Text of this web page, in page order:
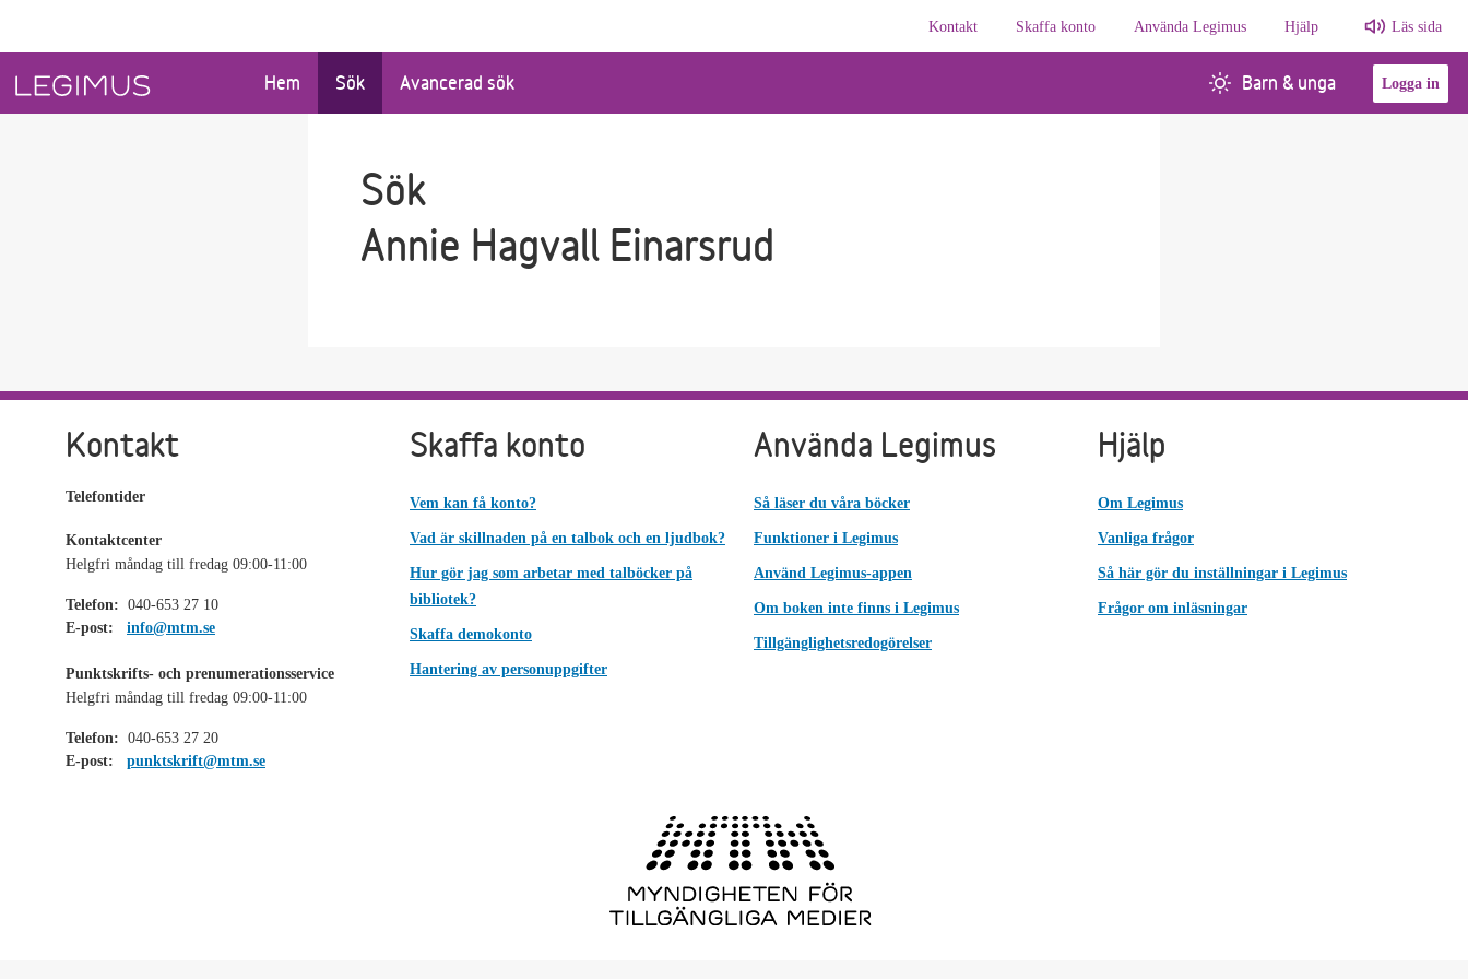
Kontakt
Skaffa konto Använda Legimus Hjälp Läs sida
Hem Sök Avancerad sök Barn & unga Logga in
Sök
Annie Hagvall Einarsrud
Kontakt
Telefontider
Kontaktcenter
Helgfri måndag till fredag 09:00-11:00
Telefon: 040-653 27 10
E-post:
info@mtm.se
Punktskrifts- och prenumerationsservice
Helgfri måndag till fredag 09:00-11:00
Telefon: 040-653 27 20
E-post:
punktskrift@mtm.se
Skaffa konto
Vem kan få konto?
Vad är skillnaden på en talbok och en ljudbok?
Hur gör jag som arbetar med talböcker på
bibliotek?
Skaffa demokonto
Hantering av personuppgifter
Använda Legimus
Så läser du våra böcker
Funktioner i Legimus
Använd Legimus-appen
Om boken inte finns i Legimus
Tillgänglighetsredogörelser
Hjälp
Om Legimus
Vanliga frågor
Så här gör du inställningar i Legimus
Frågor om inläsningar